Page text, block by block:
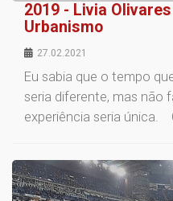
2019 - Livia
Urbanismo
27.02.2021
Eu sabia que o tempo
seria diferente, mas não
experiência seria única.